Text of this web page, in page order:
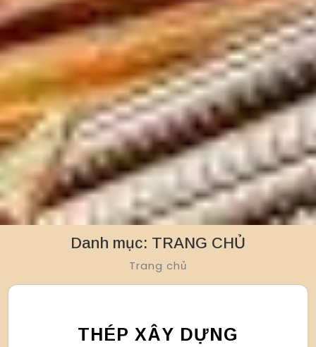
Danh mục: TRANG CHỦ
Trang chủ
THÉP XÂY DỰNG